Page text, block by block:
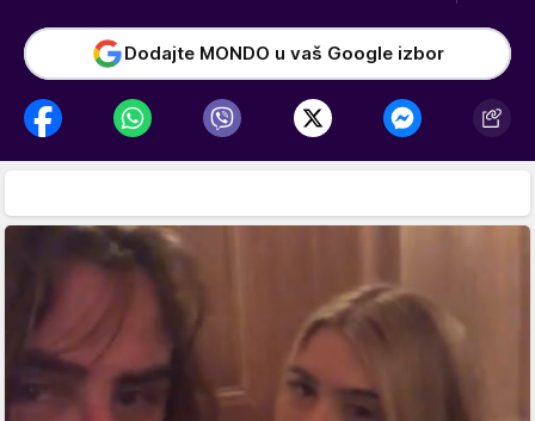
Dodajte MONDO u vaš Google izbor